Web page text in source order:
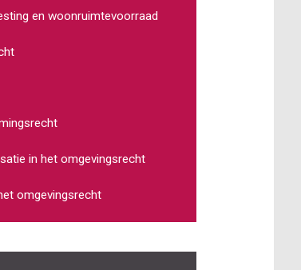
en woonruimtevoorraad
in het omgevingsrecht
omgevingsrecht